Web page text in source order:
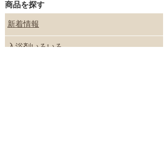
商品を探す
新着情報
入浴剤いろいろ